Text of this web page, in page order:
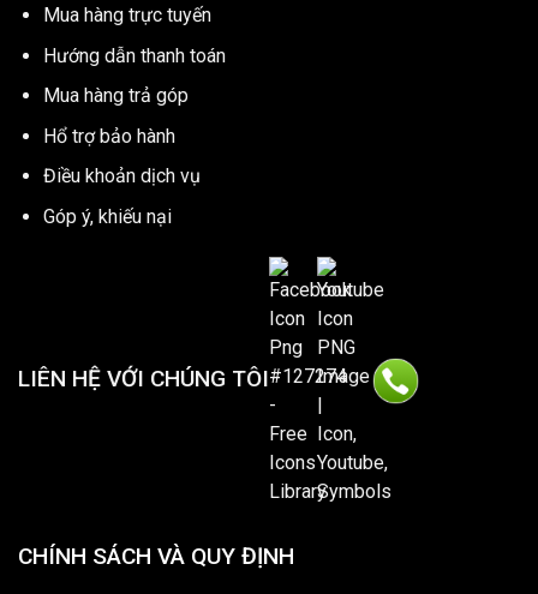
Mua hàng trực tuyến
Hướng dẫn thanh toán
Mua hàng trả góp
Hổ trợ bảo hành
Điều khoản dịch vụ
Góp ý, khiếu nại
LIÊN HỆ VỚI CHÚNG TÔI
CHÍNH SÁCH VÀ QUY ĐỊNH